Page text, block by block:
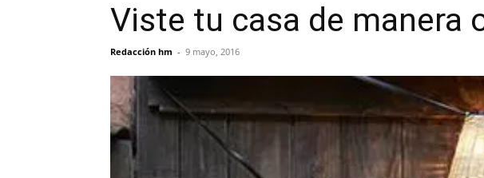
Viste tu casa de manera
Redacción hm - 9 mayo, 2016